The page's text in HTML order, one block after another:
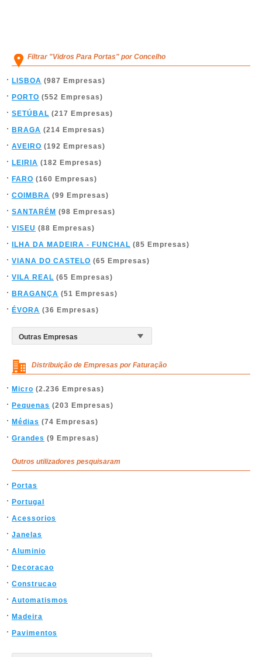
Filtrar "Vidros Para Portas" por Concelho
LISBOA (987 Empresas)
PORTO (552 Empresas)
SETÚBAL (217 Empresas)
BRAGA (214 Empresas)
AVEIRO (192 Empresas)
LEIRIA (182 Empresas)
FARO (160 Empresas)
COIMBRA (99 Empresas)
SANTARÉM (98 Empresas)
VISEU (88 Empresas)
ILHA DA MADEIRA - FUNCHAL (85 Empresas)
VIANA DO CASTELO (65 Empresas)
VILA REAL (65 Empresas)
BRAGANÇA (51 Empresas)
ÉVORA (36 Empresas)
Distribuição de Empresas por Faturação
Micro (2.236 Empresas)
Pequenas (203 Empresas)
Médias (74 Empresas)
Grandes (9 Empresas)
Outros utilizadores pesquisaram
Portas
Portugal
Acessorios
Janelas
Aluminio
Decoracao
Construcao
Automatismos
Madeira
Pavimentos